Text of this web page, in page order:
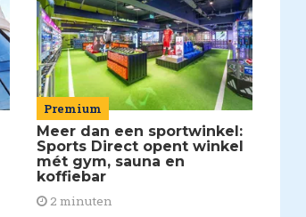
Premium
Meer dan een sportwinkel:
Sports Direct opent winkel
mét gym, sauna en
koffiebar
2 minuten